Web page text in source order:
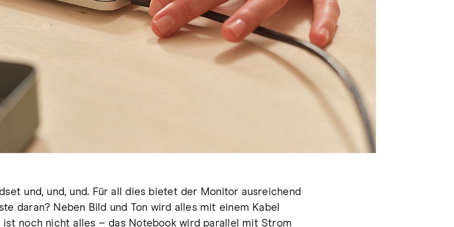
und, und, und. Für all dies bietet der Monitor ausreichend
daran? Neben Bild und Ton wird alles mit einem Kabel
ist noch nicht alles – das Notebook wird parallel mit Strom